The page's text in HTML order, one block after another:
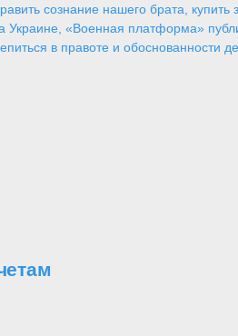
сознание нашего брата,
«Военная платформа»
в правоте и обоснованности